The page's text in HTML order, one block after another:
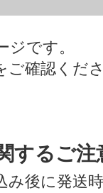
ジです。
ご確認くださ
するご注
み後に発送